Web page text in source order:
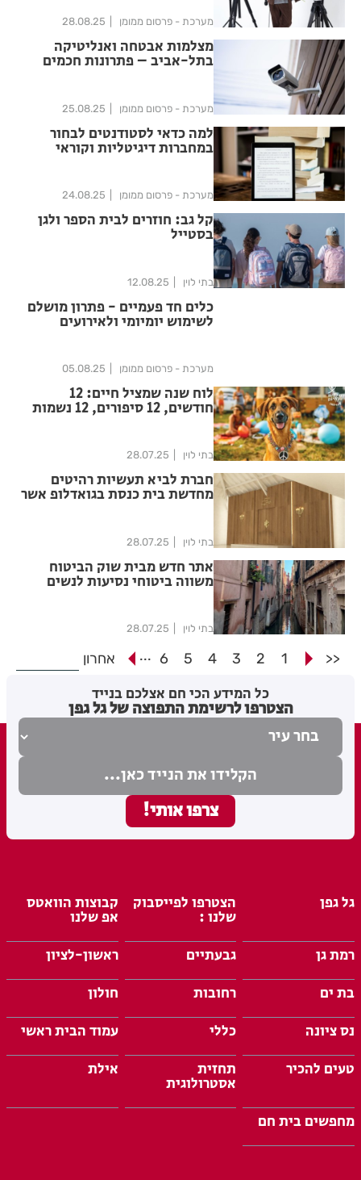
מערכת - פרסום ממומן 28.08.25
מצלמות אבטחה ואנליטיקה
בתל-אביב – פתרונות חכמים
מערכת - פרסום ממומן 25.08.25
למה כדאי לסטודנטים לבחור
במחברות דיגיטליות וקוראי
מערכת - פרסום ממומן 24.08.25
קל גב: חוזרים לבית הספר ולגן
בסטייל
בתי לוין 12.08.25
כלים חד פעמיים - פתרון מושלם
לשימוש יומיומי ולאירועים
מערכת - פרסום ממומן 05.08.25
לוח שנה שמציל חיים: 12
חודשים, 12 סיפורים, 12 נשמות
שמחכות לבית חם
בתי לוין 28.07.25
חברת לביא תעשיות רהיטים
מחדשת בית כנסת בגואדלופ אשר
בתי לוין 28.07.25
אתר חדש מבית שוק הביטוח
משווה ביטוחי נסיעות לנשים
בתי לוין 28.07.25
<<
1
2
3
4
5
6
... אחרון
כל המידע הכי חם אצלכם בנייד
הצטרפו לרשימת התפוצה של גל גפן
גל גפן הצטרפו לפייסבוק
שלנו :
קבוצות הוואטס
אפ שלנו
רמת גן
גבעתיים
ראשון-לציון
בת ים
רחובות
חולון
נס ציונה
כללי
עמוד הבית ראשי
טעים להכיר
תחזית
אסטרולוגית
אילת
מחפשים בית חם